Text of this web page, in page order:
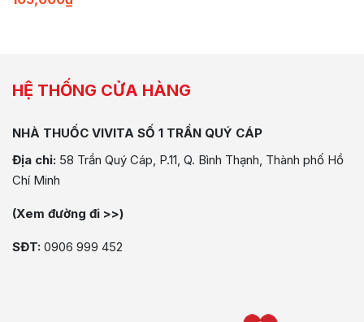
HỆ THỐNG CỬA HÀNG
NHÀ THUỐC VIVITA SỐ 1 TRẦN QUÝ CÁP
Địa chỉ: 58 Trần Quý Cáp, P.11, Q. Bình Thạnh, Thành phố Hồ
Chí Minh
(Xem đường đi >>)
SĐT: 0906 999 452